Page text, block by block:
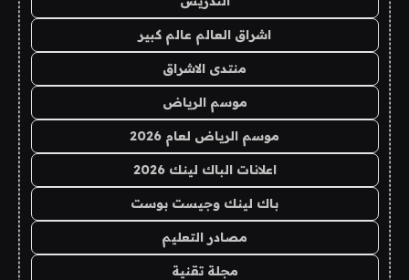
اشراق العالم عالم كبير
منتدى الاشراق
موسم الرياض
موسم الرياض لعام 2026
اعلانات الباك لينك 2026
باك لينك وجيست بوست
مصادر التعليم
مجلة تقنية